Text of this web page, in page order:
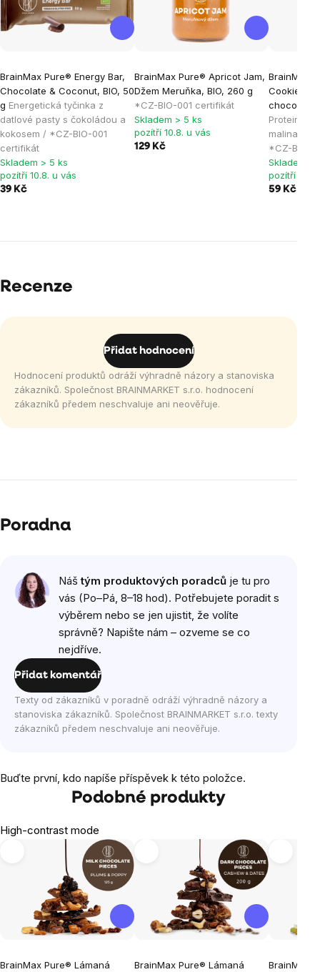
BrainMax Pure® Energy Bar,
Chocolate & Coconut, BIO, 50
g Energetická tyčinka z
datlové pasty s čokoládou a
kokosem / *CZ-BIO-001
certifikát
Skladem > 5 ks
pozítří 10.8. u vás
39 Kč
BrainMax Pure® Apricot Jam,
Džem Meruňka, BIO, 260 g
*CZ-BIO-001 certifikát
Skladem > 5 ks
pozítří 10.8. u vás
129 Kč
BrainMax
Cookie,
chocolate,
Proteinová
malinami
*CZ-BIO-
Skladem >
pozítří
59 Kč
Recenze
Přidat hodnocení
Hodnocení produktů odráží výhradně názory a stanoviska
zákazníků. Společnost BRAINMARKET s.r.o. hodnocení
zákazníků předem neschvaluje ani neověřuje.
Poradna
Náštým produktových poradců je tu pro
vás (Po–Pá, 8–18 hod). Potřebujete poradit s
výběrem nebo se jen ujistit, že volíte
správně? Napište nám – ozveme se co
nejdříve.
Přidat komentář
Texty od zákazníků v poradně odráží výhradně názory a
stanoviska zákazníků. Společnost BRAINMARKET s.r.o. texty
zákazníků předem neschvaluje ani neověřuje.
Buďte první, kdo napíše příspěvek k této položce.
Podobné produkty
High-contrast mode
BrainMax Pure® Lámaná
BrainMax Pure® Lámaná
BrainMax